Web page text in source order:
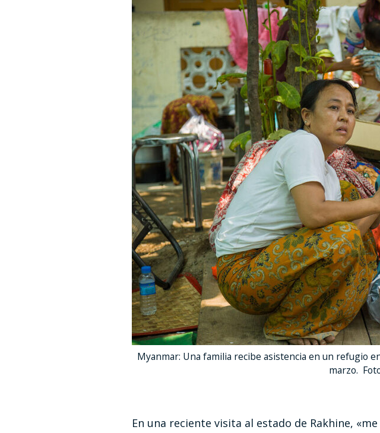
Myanmar: Una familia recibe asistencia en un refugio
marzo.
En una reciente visita al estado de Rakhine,